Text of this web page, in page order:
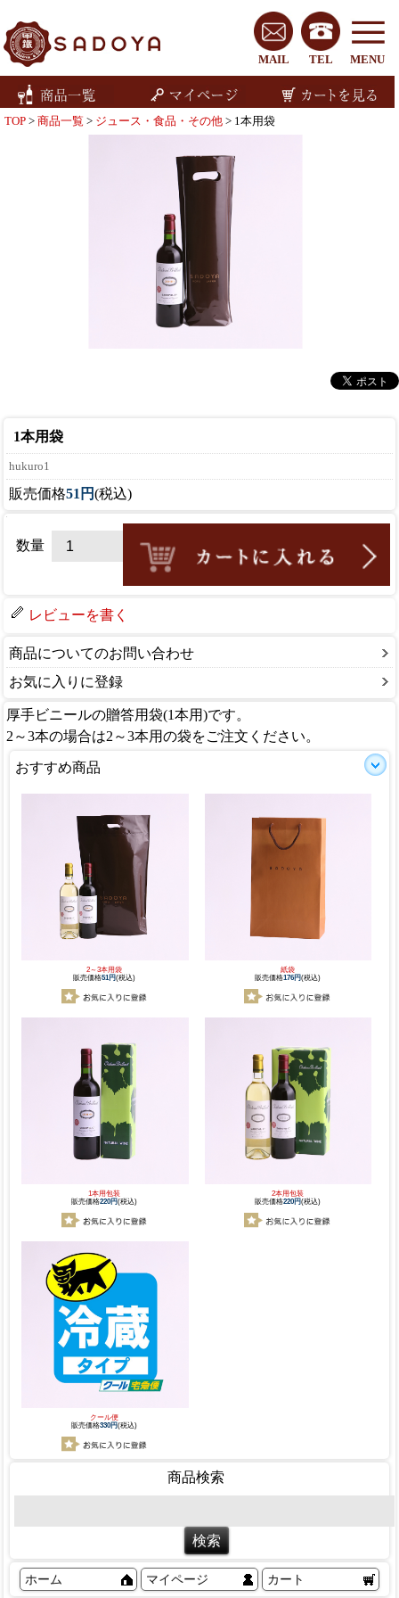
MENU
TEL
MAIL
TOP > 商品一覧 > ジュース・食品・その他 > 1本用袋
1本用袋
hukuro1
販売価格51円(税込)
数量
レビューを書く
商品についてのお問い合わせ
お気に入りに登録
厚手ビニールの贈答用袋(1本用)です。
2～3本の場合は2～3本用の袋をご注文ください。
おすすめ商品
2～3本用袋
販売価格51円(税込)
紙袋
販売価格176円(税込)
1本用包装
販売価格220円(税込)
2本用包装
販売価格220円(税込)
クール便
販売価格330円(税込)
商品検索
ホーム マイページ カート